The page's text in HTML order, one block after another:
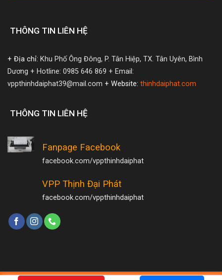
THÔNG TIN LIÊN HỆ
+ Địa chỉ: Khu Phố Ông Đông, P. Tân Hiệp, TX. Tân Uyên, Bình
Dương + Hotline: 0985 646 869 + Email:
vppthinhdaiphat39@mail.com + Website: thinhdaiphat.com
THÔNG TIN LIÊN HỆ
Fanpage Facebook
facebook.com/vppthinhdaiphat
VPP Thịnh Đại Phát
facebook.com/vppthinhdaiphat